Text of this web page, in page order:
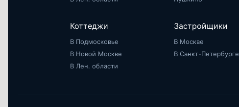
Коттеджи
В Подмосковье
В Новой Москве
В Лен. области
Застройщики
В Москве
В Санкт-Петербурге